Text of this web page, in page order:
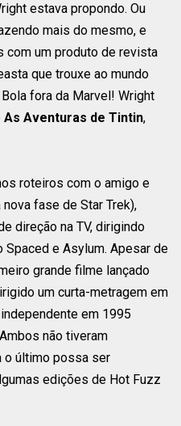
estava propondo. Ou
mais do mesmo, e
com um produto de revista
que trouxe ao mundo
fora da Marvel! Wright
As Aventuras de Tintin,
roteiros com o amigo e
fase de Star Trek),
direção na TV, dirigindo
e Asylum. Apesar de
grande filme lançado
um curta-metragem em
em 1995
não tiveram
o último possa ser
edições de Hot Fuzz